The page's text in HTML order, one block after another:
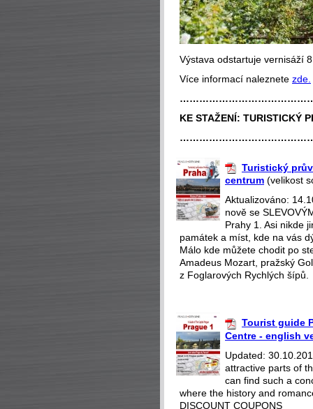
Výstava odstartuje vernisáží
Více informací naleznete zde.
KE STAŽENÍ: TURISTICKÝ
Turistický
centrum (velikost
Aktualizováno:
nově se
Prahy 1. Asi nikde
památek a míst, kde na vás
Málo kde můžete chodit po
Amadeus Mozart, pražský
z Foglarových Rychlých šípů.
Tourist guide
Centre - english
Updated:
attractive parts of
can find such a
where the history and
DISCOUNT COUPONS